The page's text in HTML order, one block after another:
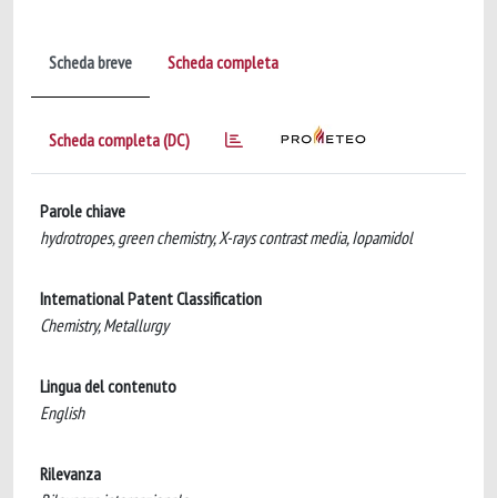
Scheda breve Scheda completa
Scheda completa (DC)
Parole chiave
hydrotropes, green chemistry, X-rays contrast media, Iopamidol
International Patent Classification
Chemistry, Metallurgy
Lingua del contenuto
English
Rilevanza